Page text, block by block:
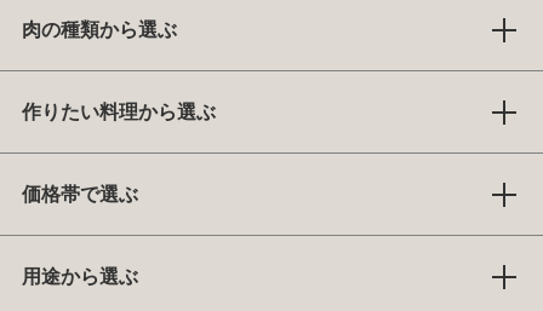
肉の種類から選ぶ
作りたい料理から選ぶ
価格帯で選ぶ
用途から選ぶ